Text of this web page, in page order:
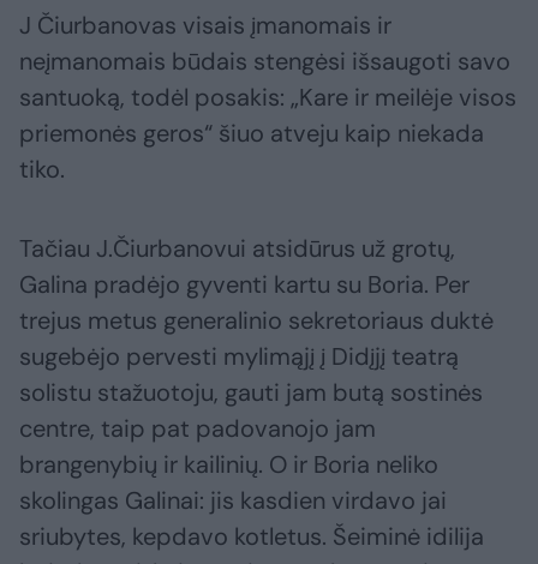
J Čiurbanovas visais įmanomais ir
neįmanomais būdais stengėsi išsaugoti savo
santuoką, todėl posakis: „Kare ir meilėje visos
priemonės geros“ šiuo atveju kaip niekada
tiko.
Tačiau J.Čiurbanovui atsidūrus už grotų,
Galina pradėjo gyventi kartu su Boria. Per
trejus metus generalinio sekretoriaus duktė
sugebėjo pervesti mylimąjį į Didįjį teatrą
solistu stažuotoju, gauti jam butą sostinės
centre, taip pat padovanojo jam
brangenybių ir kailinių. O ir Boria neliko
skolingas Galinai: jis kasdien virdavo jai
sriubytes, kepdavo kotletus. Šeiminė idilija